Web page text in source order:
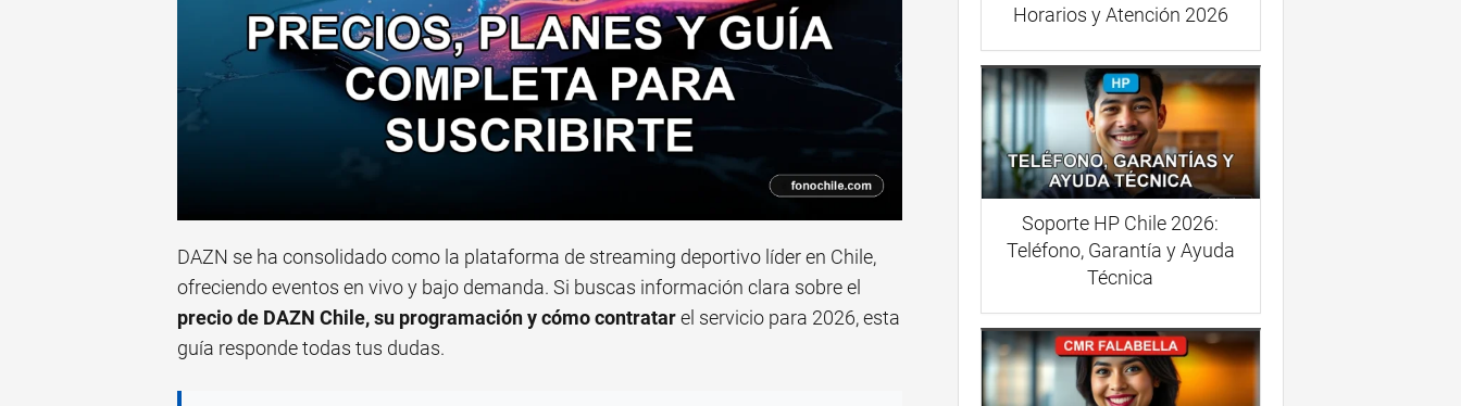
DAZN se ha consolidado como la plataforma de streaming deportivo líder en Chile,
ofreciendo eventos en vivo y bajo demanda. Si buscas información clara sobre el
precio de DAZN Chile, su programación y cómo contratarel servicio para 2026, esta
guía responde todas tus dudas.
Horarios y Atención 2026
Soporte HP Chile 2026:
Teléfono, Garantía y Ayuda
Técnica